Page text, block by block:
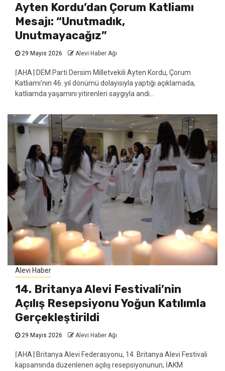
Ayten Kordu’dan Çorum Katliamı
Mesajı: “Unutmadık,
Unutmayacağız”
29 Mayıs 2026 Alevi Haber Ağı
⌈AHA⌉ DEM Parti Dersim Milletvekili Ayten Kordu, Çorum
Katliamı’nın 46. yıl dönümü dolayısıyla yaptığı açıklamada,
katliamda yaşamını yitirenleri saygıyla andı...
Alevi Haber
14. Britanya Alevi Festivali’nin
Açılış Resepsiyonu Yoğun Katılımla
Gerçekleştirildi
29 Mayıs 2026 Alevi Haber Ağı
⌈AHA⌉ Britanya Alevi Federasyonu, 14. Britanya Alevi Festivali
kapsamında düzenlenen açılış resepsiyonunun, İAKM